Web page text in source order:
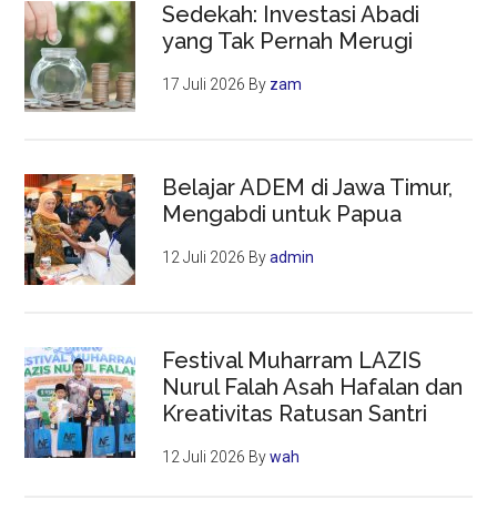
Sedekah: Investasi Abadi
yang Tak Pernah Merugi
17 Juli 2026 By zam
Belajar ADEM di Jawa Timur,
Mengabdi untuk Papua
12 Juli 2026 Byadmin
Festival Muharram LAZIS
Nurul Falah Asah Hafalan dan
Kreativitas Ratusan Santri
12 Juli 2026 Bywah